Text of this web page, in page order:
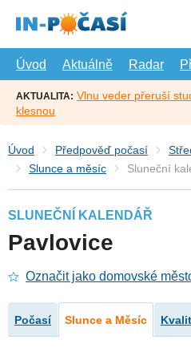
hlavní
Úvod
Aktuálně Radar
AKTUALITA: Vlnu veder přeruší
klesnou
Úvod Předpověď počasí
Slunce a měsíc
Sluneční
SLUNEČNÍ KALENDÁŘ
Pavlovice
Označit jako domovské
Počasí Slunce a Měsíc